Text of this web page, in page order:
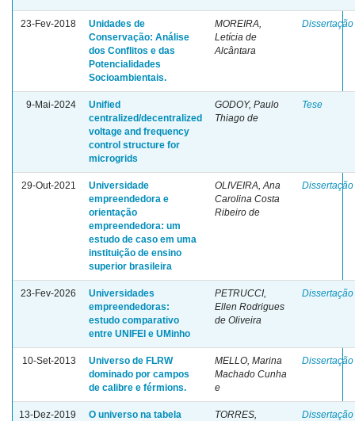
23-Fev-2018
Unidades de
Conservação: Análise
dos Conflitos e das
Potencialidades
Socioambientais.
MOREIRA,
Letícia de
Alcântara
Dissertação
9-Mai-2024
Unified
centralized/decentralized
voltage and frequency
control structure for
microgrids
GODOY, Paulo
Thiago de
Tese
29-Out-2021
Universidade
empreendedora e
orientação
empreendedora: um
estudo de caso em uma
instituição de ensino
superior brasileira
OLIVEIRA, Ana
Carolina Costa
Ribeiro de
Dissertação
23-Fev-2026
Universidades
empreendedoras:
estudo comparativo
entre UNIFEI e UMinho
PETRUCCI,
Ellen Rodrigues
de Oliveira
Dissertação
10-Set-2013
Universo de FLRW
dominado por campos
de calibre e férmions.
MELLO, Marina
Machado Cunha
e
Dissertação
13-Dez-2019
O universo na tabela
TORRES,
Dissertação